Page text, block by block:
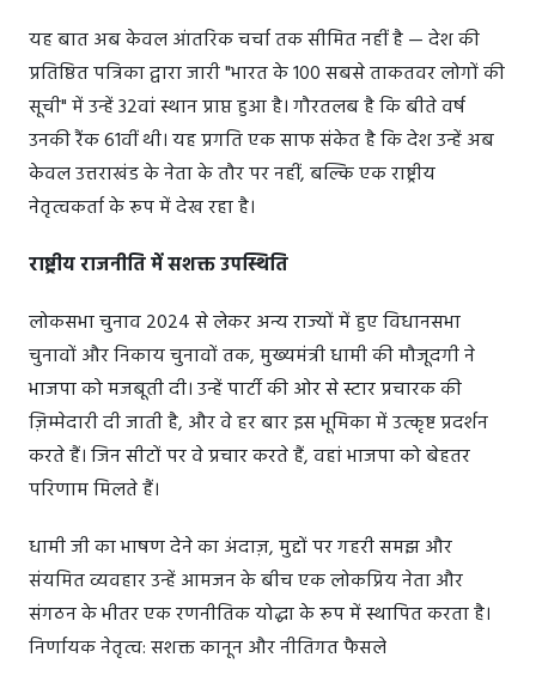
यह बात अब केवल आंतरिक चर्चा तक सीमित नहीं है — देश की
प्रतिष्ठित पत्रिका द्वारा जारी "भारत के 100 सबसे ताकतवर लोगों की
सूची" में उन्हें 32वां स्थान प्राप्त हुआ है। गौरतलब है कि बीते वर्ष
उनकी रैंक 61वीं थी। यह प्रगति एक साफ संकेत है कि देश उन्हें अब
केवल उत्तराखंड के नेता के तौर पर नहीं, बल्कि एक राष्ट्रीय
नेतृत्वकर्ता के रूप में देख रहा है।
राष्ट्रीय राजनीति में सशक्त उपस्थिति
लोकसभा चुनाव 2024 से लेकर अन्य राज्यों में हुए विधानसभा
चुनावों और निकाय चुनावों तक, मुख्यमंत्री धामी की मौजूदगी ने
भाजपा को मजबूती दी। उन्हें पार्टी की ओर से स्टार प्रचारक की
ज़िम्मेदारी दी जाती है, और वे हर बार इस भूमिका में उत्कृष्ट प्रदर्शन
करते हैं। जिन सीटों पर वे प्रचार करते हैं, वहां भाजपा को बेहतर
परिणाम मिलते हैं।
धामी जी का भाषण देने का अंदाज़, मुद्दों पर गहरी समझ और
संयमित व्यवहार उन्हें आमजन के बीच एक लोकप्रिय नेता और
संगठन के भीतर एक रणनीतिक योद्धा के रूप में स्थापित करता है।
निर्णायक नेतृत्व: सशक्त कानून और नीतिगत फैसले